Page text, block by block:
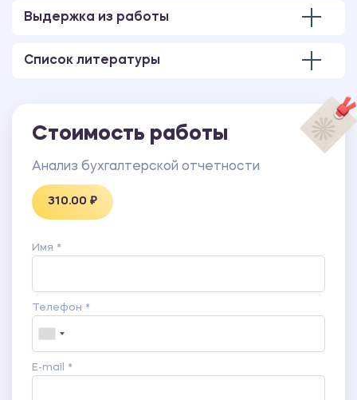
Выдержка из работы
Список литературы
Стоимость работы
Анализ бухгалтерской отчетности
310.00 ₽
Имя *
Телефон *
E-mail *